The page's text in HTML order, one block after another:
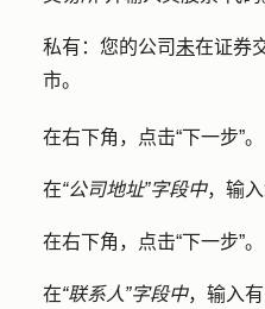
私有： 您的公司 未在证券
市。
在右下角，点击“下一步”。
在“公司地址”字段中，输
在右下角，点击“下一步”。
在“联系人”字段中，输入